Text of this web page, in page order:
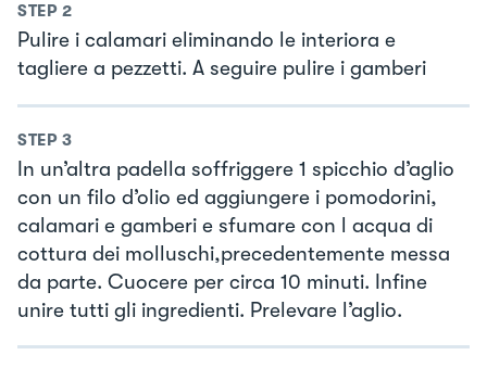
STEP 2
Pulire i calamari eliminando le interiora e
tagliere a pezzetti. A seguire pulire i gamberi
STEP 3
In un’altra padella soffriggere 1 spicchio d’aglio
con un filo d’olio ed aggiungere i pomodorini,
calamari e gamberi e sfumare con l acqua di
cottura dei molluschi,precedentemente messa
da parte. Cuocere per circa 10 minuti. Infine
unire tutti gli ingredienti. Prelevare l’aglio.